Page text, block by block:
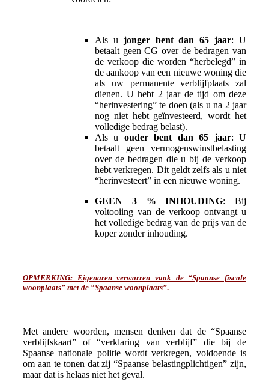
Als u jonger bent dan 65 jaar: U
betaalt geen CG over de bedragen van
de verkoop die worden “herbelegd” in
de aankoop van een nieuwe woning die
als uw permanente verblijfplaats zal
dienen. U hebt 2 jaar de tijd om deze
“herinvestering” te doen (als u na 2 jaar
nog niet hebt geïnvesteerd, wordt het
volledige bedrag belast).
Als u ouder bent dan 65 jaar: U
betaalt geen vermogenswinstbelasting
over de bedragen die u bij de verkoop
hebt verkregen. Dit geldt zelfs als u niet
“herinvesteert” in een nieuwe woning.
GEEN 3 % INHOUDING: Bij
voltooiing van de verkoop ontvangt u
het volledige bedrag van de prijs van de
koper zonder inhouding.
OPMERKING: Eigenaren verwarren vaak de “Spaanse fiscale
woonplaats” met de “Spaanse woonplaats”.
Met andere woorden, mensen denken dat de “Spaanse
verblijfskaart” of “verklaring van verblijf” die bij de
Spaanse nationale politie wordt verkregen, voldoende is
om aan te tonen dat zij “Spaanse belastingplichtigen” zijn,
maar dat is helaas niet het geval.